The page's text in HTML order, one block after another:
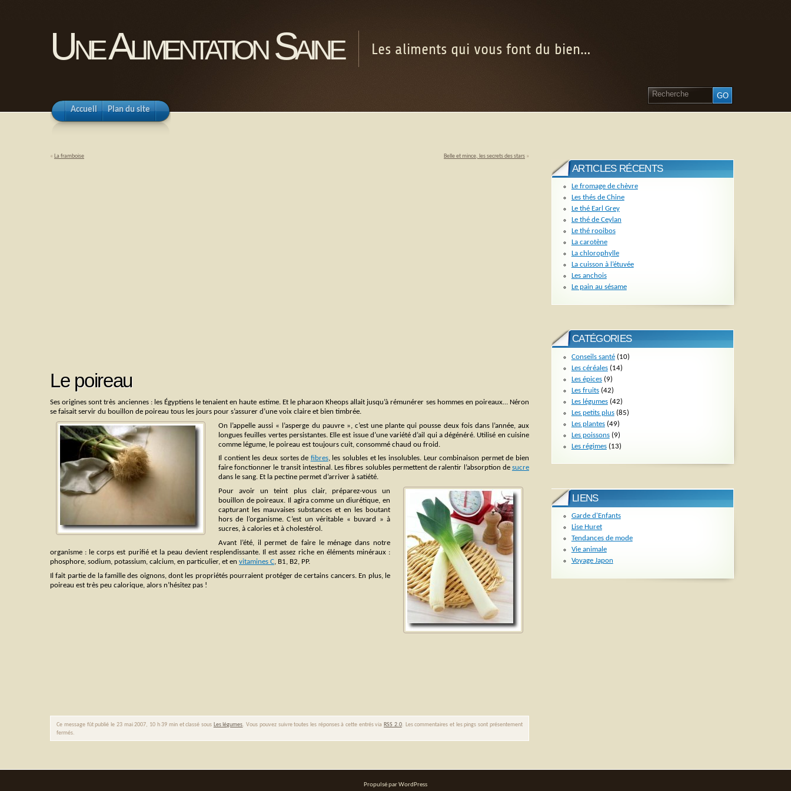
Une Alimentation Saine Les aliments qui vous font du bien…
Accueil Plan du site
« La framboise Belle et mince, les secrets des stars »
Le poireau
Ses origines sont très anciennes : les Égyptiens le tenaient en haute estime. Et le pharaon Kheops allait jusqu’à rémunérer ses hommes en poireaux… Néron
se faisait servir du bouillon de poireau tous les jours pour s’assurer d’une voix claire et bien timbrée.
On l’appelle aussi « l’asperge du pauvre », c’est une plante qui pousse deux fois dans l’année, aux
longues feuilles vertes persistantes. Elle est issue d’une variété d’ail qui a dégénéré. Utilisé en cuisine
comme légume, le poireau est toujours cuit, consommé chaud ou froid.
Il contient les deux sortes de fibres, les solubles et les insolubles. Leur combinaison permet de bien
faire fonctionner le transit intestinal. Les fibres solubles permettent de ralentir l’absorption de sucre
dans le sang. Et la pectine permet d’arriver à satiété.
Pour avoir un teint plus clair, préparez-vous un
bouillon de poireaux. Il agira comme un diurétique, en
capturant les mauvaises substances et en les boutant
hors de l’organisme. C’est un véritable « buvard » à
sucres, à calories et à cholestérol.
Avant l’été, il permet de faire le ménage dans notre
organisme : le corps est purifié et la peau devient resplendissante. Il est assez riche en éléments minéraux :
phosphore, sodium, potassium, calcium, en particulier, et en vitamines C, B1, B2, PP.
Il fait partie de la famille des oignons, dont les propriétés pourraient protéger de certains cancers. En plus, le
poireau est très peu calorique, alors n’hésitez pas !
Ce message fût publié le 23 mai 2007, 10 h 39 min et classé sous Les légumes. Vous pouvez suivre toutes les réponses à cette entrés via RSS 2.0. Les commentaires et les pings sont présentement
fermés.
ARTICLES RÉCENTS
Le fromage de chèvre
Les thés de Chine
Le thé Earl Grey
Le thé de Ceylan
Le thé rooibos
La carotène
La chlorophylle
La cuisson à l’étuvée
Les anchois
Le pain au sésame
CATÉGORIES
Conseils santé(10)
Les céréales(14)
Les épices(9)
Les fruits(42)
Les légumes(42)
Les petits plus(85)
Les plantes(49)
Les poissons(9)
Les régimes(13)
LIENS
Garde d'Enfants
Lise Huret
Tendances de mode
Vie animale
Voyage Japon
Propulsé par WordPress